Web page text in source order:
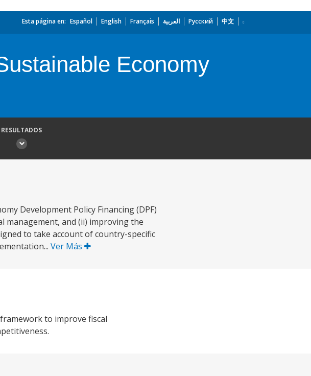
Esta página en: Español English Français العربية Русский 中文
Economy
RESULTADOS
Development Policy Financing (DPF)
management, and (ii) improving the
to take account of country-specific
Ver Más
to improve fiscal